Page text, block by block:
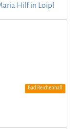
Hilf in Loipl
Bad Reichenhall